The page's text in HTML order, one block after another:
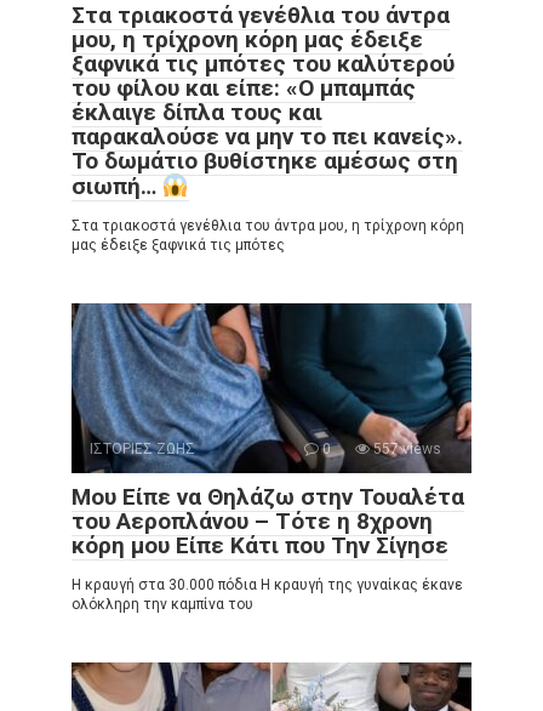
Στα τριακοστά γενέθλια του άντρα
μου, η τρίχρονη κόρη μας έδειξε
ξαφνικά τις μπότες του καλύτερού
του φίλου και είπε: «Ο μπαμπάς
έκλαιγε δίπλα τους και
παρακαλούσε να μην το πει κανείς».
Το δωμάτιο βυθίστηκε αμέσως στη
σιωπή…
Στα τριακοστά γενέθλια του άντρα μου, η τρίχρονη κόρη
μας έδειξε ξαφνικά τις μπότες
ΙΣΤΟΡΙΕΣ ΖΩΗΣ 0 557 views
Μου Είπε να Θηλάζω στην Τουαλέτα
του Αεροπλάνου – Τότε η 8χρονη
κόρη μου Είπε Κάτι που Την Σίγησε
Η κραυγή στα 30.000 πόδια Η κραυγή της γυναίκας έκανε
ολόκληρη την καμπίνα του